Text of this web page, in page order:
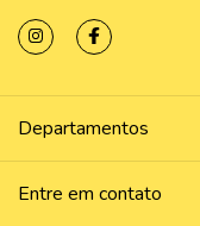
Departamentos
Entre em contato